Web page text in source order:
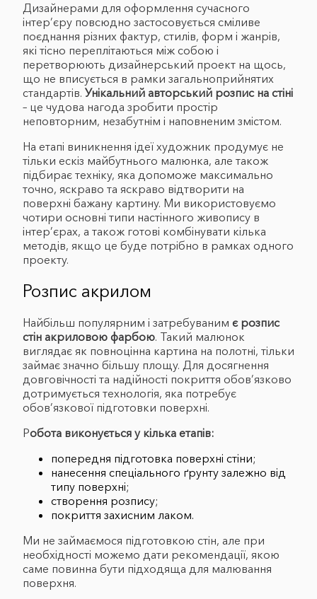
Дизайнерами для оформлення сучасного
інтер’єру повсюдно застосовується сміливе
поєднання різних фактур, стилів, форм і жанрів,
які тісно переплітаються між собою і
перетворюють дизайнерський проект на щось,
що не вписується в рамки загальноприйнятих
стандартів. Унікальний авторський розпис на стіні
– це чудова нагода зробити простір
неповторним, незабутнім і наповненим змістом.
На етапі виникнення ідеї художник продумує не
тільки ескіз майбутнього малюнка, але також
підбирає техніку, яка допоможе максимально
точно, яскраво та яскраво відтворити на
поверхні бажану картину. Ми використовуємо
чотири основні типи настінного живопису в
інтер’єрах, а також готові комбінувати кілька
методів, якщо це буде потрібно в рамках одного
проекту.
Розпис акрилом
Найбільш популярним і затребуваним є розпис
стін акриловою фарбою. Такий малюнок
виглядає як повноцінна картина на полотні, тільки
займає значно більшу площу. Для досягнення
довговічності та надійності покриття обов’язково
дотримується технологія, яка потребує
обов’язкової підготовки поверхні.
Робота виконується у кілька етапів:
попередня підготовка поверхні стіни;
нанесення спеціального ґрунту залежно від
типу поверхні;
створення розпису;
покриття захисним лаком.
Ми не займаємося підготовкою стін, але при
необхідності можемо дати рекомендації, якою
саме повинна бути підходяща для малювання
поверхня.